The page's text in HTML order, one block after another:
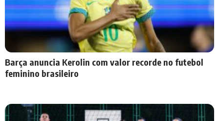
Barça anuncia Kerolin com valor recorde no futebol
feminino brasileiro